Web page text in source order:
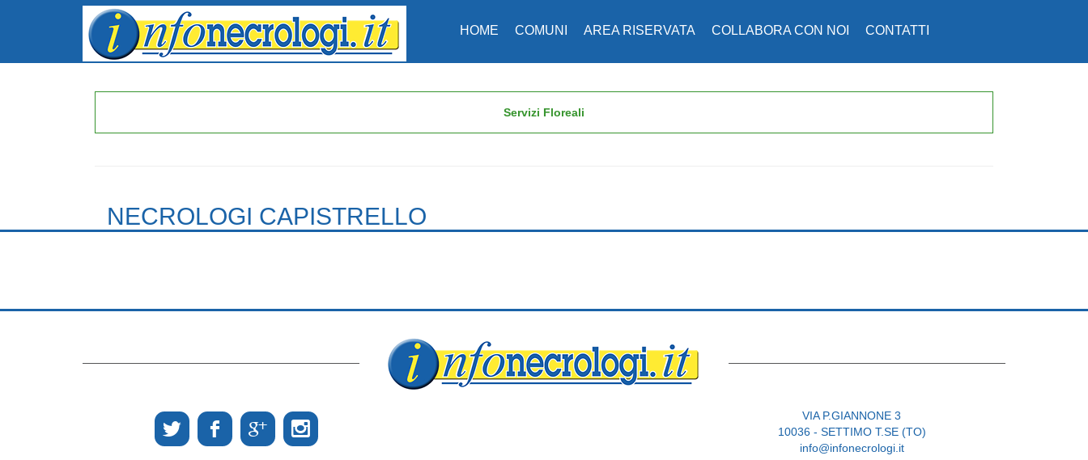
HOME COMUNI AREA RISERVATA COLLABORA CON NOI CONTATTI
Servizi Floreali
NECROLOGI CAPISTRELLO
VIA P.GIANNONE 3
10036 - SETTIMO T.SE (TO)
info@infonecrologi.it